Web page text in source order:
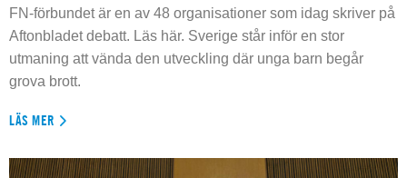
FN-förbundet är en av 48 organisationer som idag skriver på
Aftonbladet debatt. Läs här. Sverige står inför en stor
utmaning att vända den utveckling där unga barn begår
grova brott.
LÄS MER